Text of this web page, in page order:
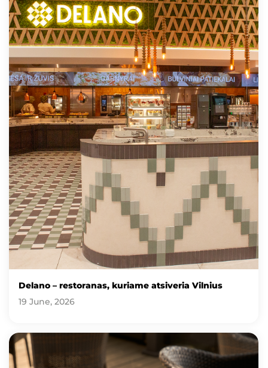
Delano – restoranas, kuriame atsiveria Vilnius
19 June, 2026